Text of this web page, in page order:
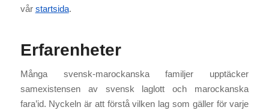
vår startsida.
Erfarenheter
Många svensk-marockanska familjer upptäcker
samexistensen av svensk laglott och marockanska
fara’id. Nyckeln är att förstå vilken lag som gäller för varje